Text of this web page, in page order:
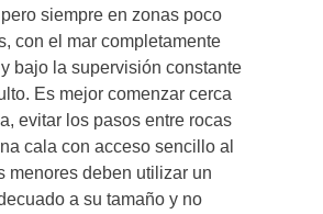
siempre en zonas poco
con el mar completamente
bajo la supervisión constante
Es mejor comenzar cerca
evitar los pasos entre rocas
cala con acceso sencillo al
menores deben utilizar un
a su tamaño y no